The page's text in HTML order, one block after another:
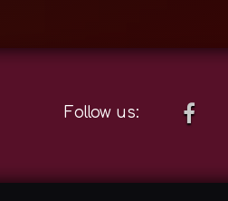
Follow us: